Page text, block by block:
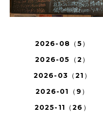
2026-08（5）
2026-05（2）
2026-03（21）
2026-01（9）
2025-11（26）